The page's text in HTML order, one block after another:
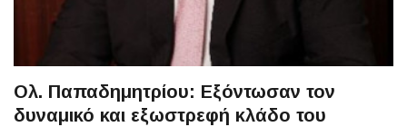
Ολ. Παπαδημητρίου: Εξόντωσαν τον
δυναμικό και εξωστρεφή κλάδο του